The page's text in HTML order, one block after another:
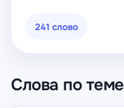
241 слово
Слова по теме